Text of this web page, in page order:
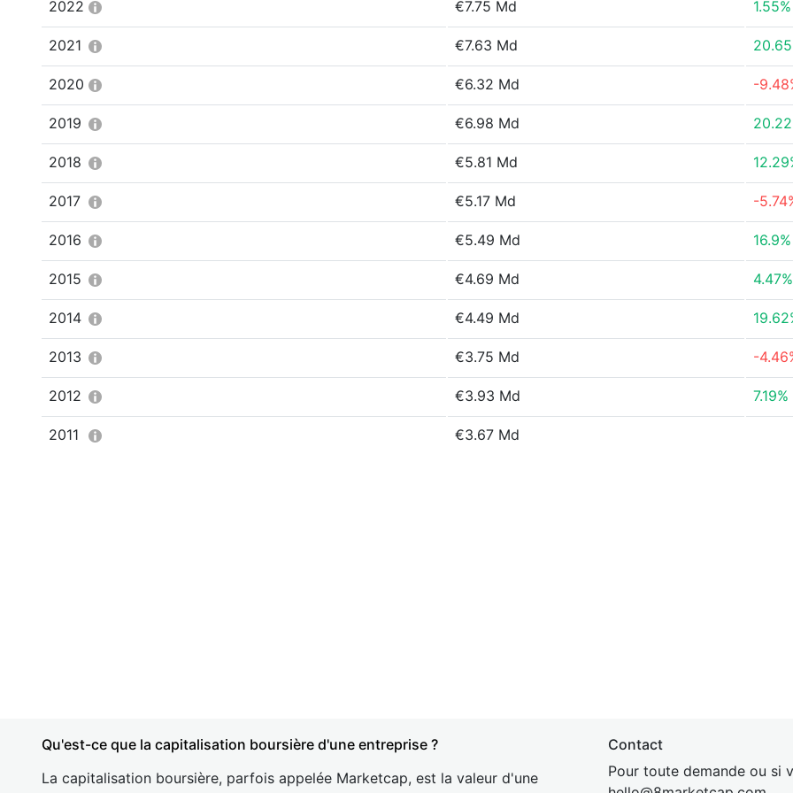
2022 €7.75 Md 1.55%
2021 €7.63 Md
2020 €6.32 Md -
2019 €6.98 Md
2018 €5.81 Md
2017 €5.17 Md -
2016 €5.49 Md 16.9%
2015 €4.69 Md 4.47%
2014 €4.49 Md
2013 €3.75 Md -
2012 €3.93 Md 7.19%
2011 €3.67 Md
Qu'est-ce que la capitalisation boursière d'une entreprise ?
La capitalisation boursière, parfois appelée Marketcap, est la valeur d'une
Contact
Pour toute demande ou si